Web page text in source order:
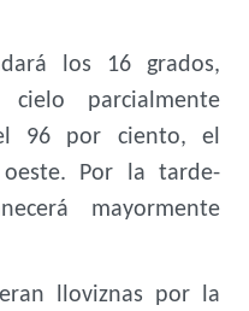
los 16 grados,
parcialmente
96 por ciento, el
Por la tarde-
mayormente
lloviznas por la